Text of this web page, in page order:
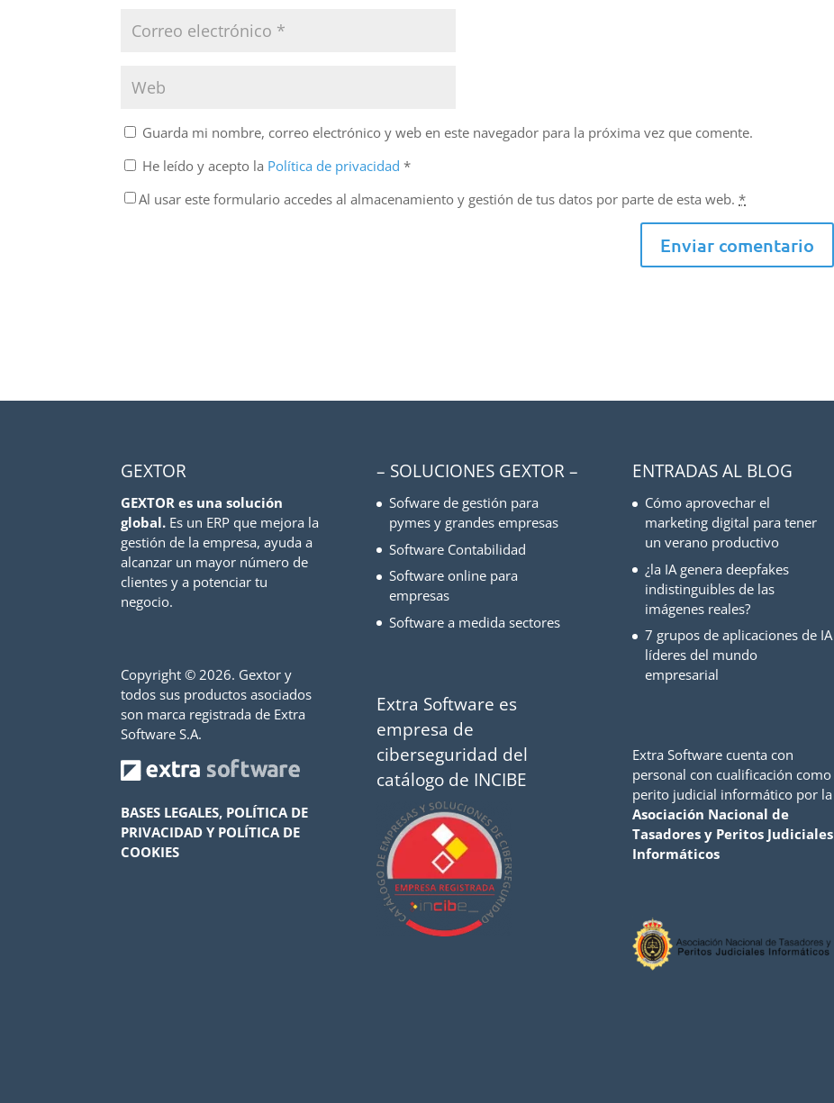
Guarda mi nombre, correo electrónico y web en este navegador para la próxima vez que comente.
He leído y acepto la Política de privacidad*
Al usar este formulario accedes al almacenamiento y gestión de tus datos por parte de esta web.*
GEXTOR
GEXTOR es una solución
global. Es un ERP que mejora la
gestión de la empresa, ayuda a
alcanzar un mayor número de
clientes y a potenciar tu
negocio.
Copyright ©2026. Gextor y
todos sus productos asociados
son marca registrada de Extra
Software S.A.
BASES LEGALES, POLÍTICA DE
PRIVACIDAD Y POLÍTICA DE
COOKIES
– SOLUCIONES GEXTOR –
Sofware de gestión para
pymes y grandes empresas
Software Contabilidad
Software online para
empresas
Software a medida sectores
Extra Software es
empresa de
ciberseguridad del
catálogo de INCIBE
ENTRADAS AL BLOG
Cómo aprovechar el
marketing digital para tener
un verano productivo
¿la IA genera deepfakes
indistinguibles de las
imágenes reales?
7 grupos de aplicaciones de IA
líderes del mundo
empresarial
Extra Software cuenta con
personal con cualificación como
perito judicial informático por la
Asociación Nacional de
Tasadores y Peritos Judiciales
Informáticos